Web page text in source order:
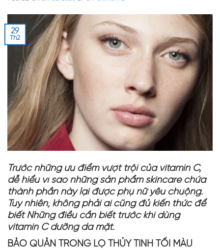
29
Th2
Trước những ưu điểm vượt trội của vitamin C,
dễ hiểu vì sao những sản phẩm skincare chứa
thành phần này lại được phụ nữ yêu chuộng.
Tuy nhiên, không phải ai cũng đủ kiến thức để
biếtNhững điều cần biết trước khi dùng
vitamin Cdưỡng da mặt.
BẢO QUẢN TRONG LỌ THỦY TINH TỐI MÀU